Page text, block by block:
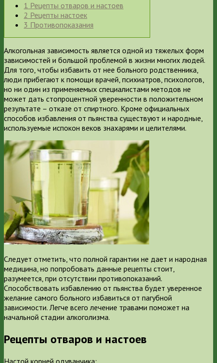
1 Рецепты отваров и настоев
2 Рецепты настоек
3 Противопоказания
Алкогольная зависимость является одной из тяжелых форм
зависимостей и большой проблемой в жизни многих людей.
Для того, чтобы избавить от нее больного родственника,
люди прибегают к помощи врачей, психиатров, психологов,
но ни один из применяемых специалистами методов не
может дать стопроцентной уверенности в положительном
результате – отказе от спиртного. Кроме официальных
способов избавления от пьянства существуют и народные,
используемые испокон веков знахарями и целителями.
Следует отметить, что полной гарантии не дает и народная
медицина, но попробовать данные рецепты стоит,
разумеется, при отсутствии противопоказаний.
Способствовать избавлению от пьянства будет уверенное
желание самого больного избавиться от пагубной
зависимости. Легче всего лечение травами поможет на
начальной стадии алкоголизма.
Рецепты отваров и настоев